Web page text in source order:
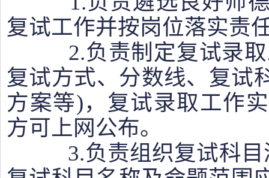
复试工作并按岗位落实责
2.负责制定复试录取
复试方式、分数线、复试
方案等)，复试录取工作
方可上网公布。
3.负责组织复试科目